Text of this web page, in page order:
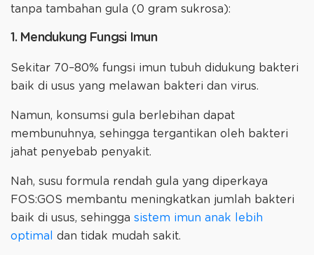
tanpa tambahan gula (0 gram sukrosa):
1. Mendukung Fungsi Imun
Sekitar 70–80% fungsi imun tubuh didukung bakteri
baik di usus yang melawan bakteri dan virus.
Namun, konsumsi gula berlebihan dapat
membunuhnya, sehingga tergantikan oleh bakteri
jahat penyebab penyakit.
Nah, susu formula rendah gula yang diperkaya
FOS:GOS membantu meningkatkan jumlah bakteri
baik di usus, sehingga sistem imun anak lebih
optimal dan tidak mudah sakit.